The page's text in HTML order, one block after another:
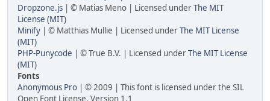
Dropzone.js | © Matias Meno | Licensed underThe MIT
License (MIT)
Minify | © Matthias Mullie | Licensed underThe MIT License
(MIT)
PHP-Punycode | © True B.V. | Licensed underThe MIT License
(MIT)
Fonts
Anonymous Pro | © 2009 | This font is licensed under the SIL
Open Font License, Version 1.1